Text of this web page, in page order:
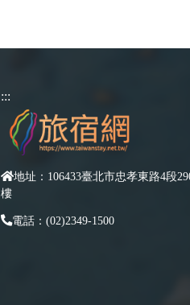
:::
地址：106433臺北市忠孝東路4段
樓
電話：(02)2349-1500